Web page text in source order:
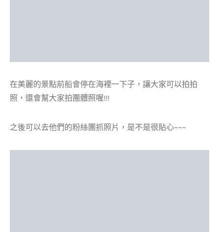
在美麗的景點前船會停在海裡一下子，讓大家可以拍拍
照，還會幫大家拍團體照喔!!!
之後可以去他們的粉絲團抓照片，是不是很貼心~~~